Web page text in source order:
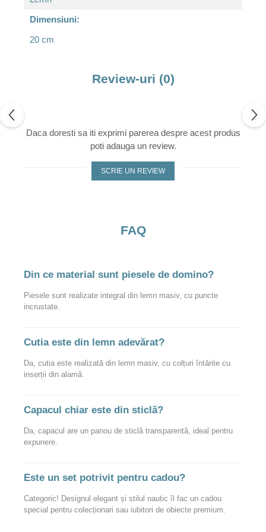
Dimensiuni:
20 cm
Review-uri (0)
Daca doresti sa iti exprimi parerea despre acest produs
poti adauga un review.
SCRIE UN REVIEW
FAQ
Din ce material sunt piesele de domino?
Piesele sunt realizate integral din lemn masiv, cu puncte
incrustate.
Cutia este din lemn adevărat?
Da, cutia este realizată din lemn masiv, cu colțuri întărite cu
inserții din alamă.
Capacul chiar este din sticlă?
Da, capacul are un panou de sticlă transparentă, ideal pentru
expunere.
Este un set potrivit pentru cadou?
Categoric! Designul elegant și stilul nautic îl fac un cadou
special pentru colecționari sau iubitori de obiecte premium.